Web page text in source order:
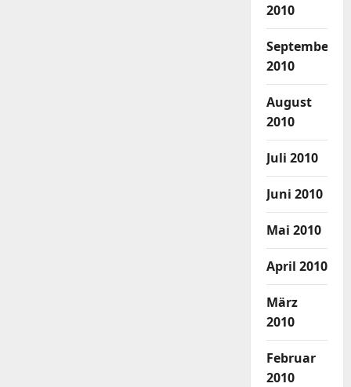
2010
September
2010
August
2010
Juli 2010
Juni 2010
Mai 2010
April 2010
März
2010
Februar
2010